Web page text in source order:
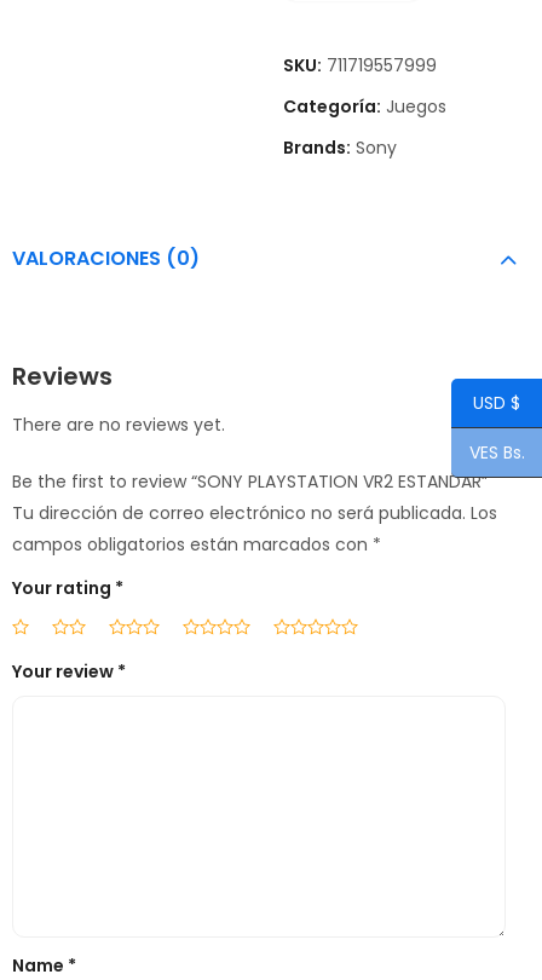
SKU: 711719557999
Categoría: Juegos
Brands: Sony
VALORACIONES (0)
Reviews
There are no reviews yet.
Be the first to review “SONY PLAYSTATION VR2 ESTANDAR”
Tu dirección de correo electrónico no será publicada. Los
campos obligatorios están marcados con *
Your rating *
Your review *
Name *
USD $
VES Bs.